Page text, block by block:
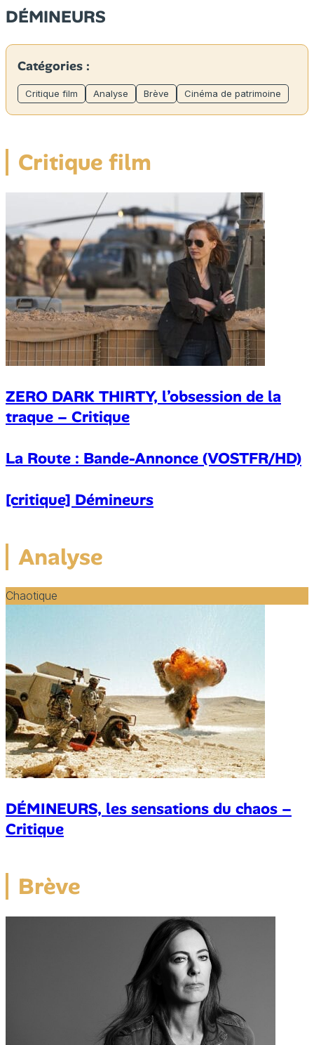
DÉMINEURS
Catégories :
Critique film Analyse Brève Cinéma de patrimoine
Critique film
ZERO DARK THIRTY, l’obsession de la
traque – Critique
La Route : Bande-Annonce (VOSTFR/HD)
[critique] Démineurs
Analyse
Chaotique
DÉMINEURS, les sensations du chaos –
Critique
Brève